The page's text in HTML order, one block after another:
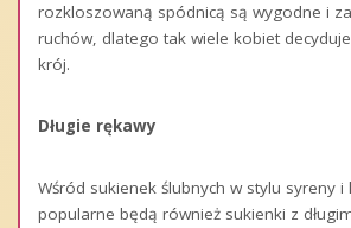
rozkloszowaną spódnicą są wygodne i
ruchów, dlatego tak wiele kobiet
krój.
Długie rękawy
Wśród sukienek ślubnych w stylu syreny i
popularne będą również sukienki z